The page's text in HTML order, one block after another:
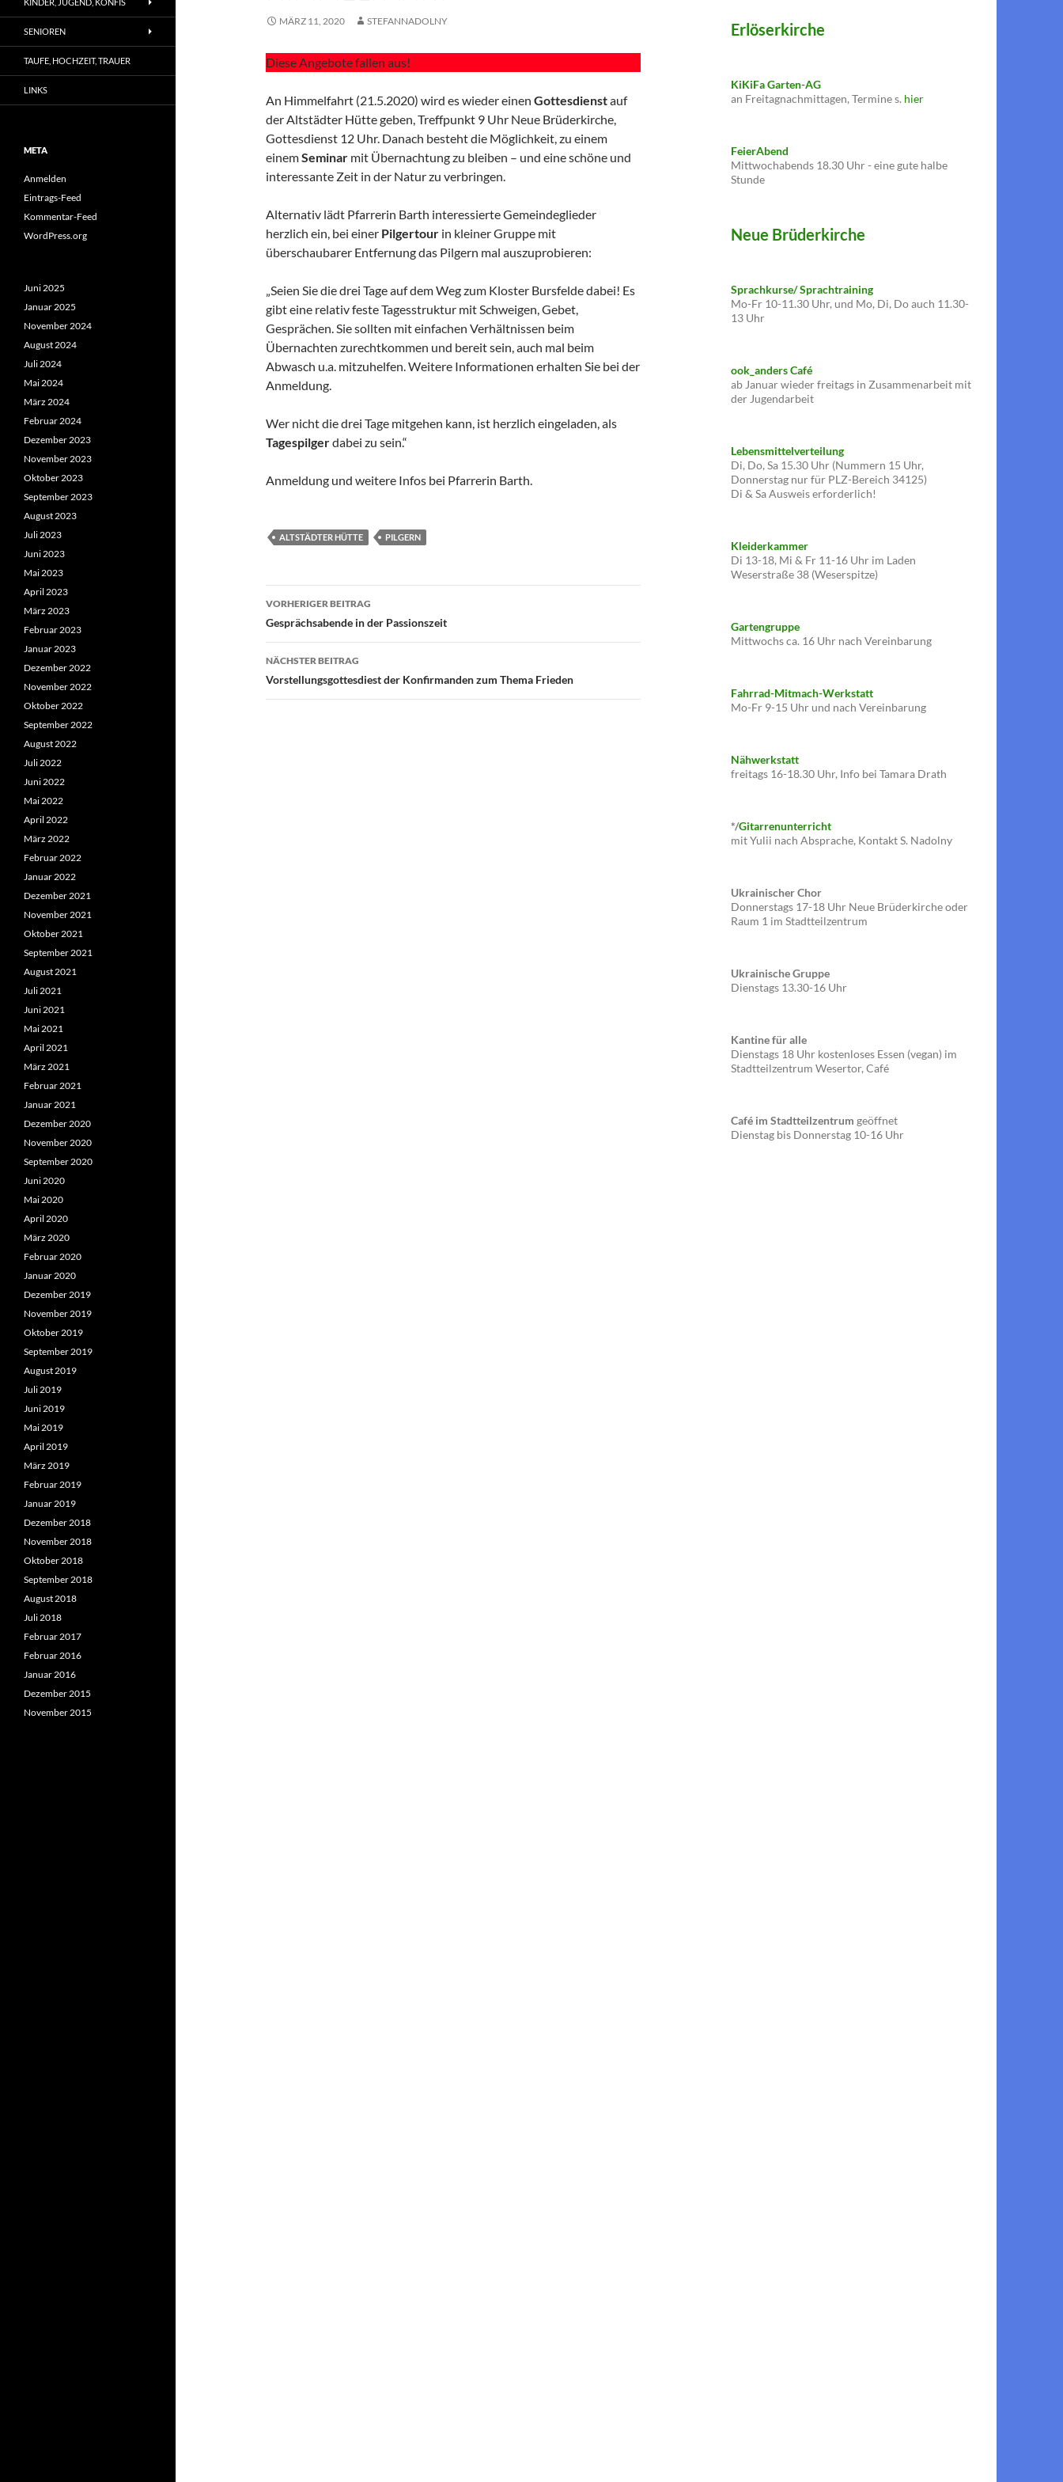
MÄRZ 11, 2020 STEFANNADOLNY
Diese Angebote fallen aus!
An Himmelfahrt (21.5.2020) wird es wieder einen Gottesdienstauf
der Altstädter Hütte geben, Treffpunkt 9 Uhr Neue Brüderkirche,
Gottesdienst 12 Uhr. Danach besteht die Möglichkeit, zu einem
einemSeminar mit Übernachtung zu bleiben – und eine schöne und
interessante Zeit in der Natur zu verbringen.
Alternativ lädt Pfarrerin Barth interessierte Gemeindeglieder
herzlich ein, bei einer Pilgertour in kleiner Gruppe mit
überschaubarer Entfernung das Pilgern mal auszuprobieren:
„Seien Sie die drei Tage auf dem Weg zum Kloster Bursfelde dabei! Es
gibt eine relativ feste Tagesstruktur mit Schweigen, Gebet,
Gesprächen. Sie sollten mit einfachen Verhältnissen beim
Übernachten zurechtkommen und bereit sein, auch mal beim
Abwasch u.a. mitzuhelfen. Weitere Informationen erhalten Sie bei der
Anmeldung.
Wer nicht die drei Tage mitgehen kann, ist herzlich eingeladen, als
Tagespilgerdabei zu sein.“
Anmeldung und weitere Infos bei Pfarrerin Barth.
ALTSTÄDTER HÜTTE PILGERN
Beitragsnavigation
VORHERIGER BEITRAG
Gesprächsabende in der Passionszeit
NÄCHSTER BEITRAG
Vorstellungsgottesdiest der Konfirmanden zum Thema Frieden
Erlöserkirche
KiKiFa Garten-AG
an Freitagnachmittagen, Termine s. hier
FeierAbend
Mittwochabends 18.30 Uhr - eine gute halbe
Stunde
Neue Brüderkirche
Sprachkurse/ Sprachtraining
Mo-Fr 10-11.30 Uhr, und Mo, Di, Do auch 11.30-
13 Uhr
ook_anders Café
ab Januar wieder freitags in Zusammenarbeit mit
der Jugendarbeit
Lebensmittelverteilung
Di, Do, Sa 15.30 Uhr (Nummern 15 Uhr,
Donnerstag nur für PLZ-Bereich 34125)
Di & Sa Ausweis erforderlich!
Kleiderkammer
Di 13-18, Mi & Fr 11-16 Uhr im Laden
Weserstraße 38 (Weserspitze)
Gartengruppe
Mittwochs ca. 16 Uhr nach Vereinbarung
Fahrrad-Mitmach-Werkstatt
Mo-Fr 9-15 Uhr und nach Vereinbarung
Nähwerkstatt
freitags 16-18.30 Uhr, Info bei Tamara Drath
*/Gitarrenunterricht
mit Yulii nach Absprache, Kontakt S. Nadolny
Ukrainischer Chor
Donnerstags 17-18 Uhr Neue Brüderkirche oder
Raum 1 im Stadtteilzentrum
Ukrainische Gruppe
Dienstags 13.30-16 Uhr
Kantine für alle
Dienstags 18 Uhr kostenloses Essen (vegan) im
Stadtteilzentrum Wesertor, Café
Café im Stadtteilzentrum geöffnet
Dienstag bis Donnerstag 10-16 Uhr
SENIOREN
TAUFE, HOCHZEIT, TRAUER
LINKS
META
Anmelden
Eintrags-Feed
Kommentar-Feed
WordPress.org
Juni 2025
Januar 2025
November 2024
August 2024
Juli 2024
Mai 2024
März 2024
Februar 2024
Dezember 2023
November 2023
Oktober 2023
September 2023
August 2023
Juli 2023
Juni 2023
Mai 2023
April 2023
März 2023
Februar 2023
Januar 2023
Dezember 2022
November 2022
Oktober 2022
September 2022
August 2022
Juli 2022
Juni 2022
Mai 2022
April 2022
März 2022
Februar 2022
Januar 2022
Dezember 2021
November 2021
Oktober 2021
September 2021
August 2021
Juli 2021
Juni 2021
Mai 2021
April 2021
März 2021
Februar 2021
Januar 2021
Dezember 2020
November 2020
September 2020
Juni 2020
Mai 2020
April 2020
März 2020
Februar 2020
Januar 2020
Dezember 2019
November 2019
Oktober 2019
September 2019
August 2019
Juli 2019
Juni 2019
Mai 2019
April 2019
März 2019
Februar 2019
Januar 2019
Dezember 2018
November 2018
Oktober 2018
September 2018
August 2018
Juli 2018
Februar 2017
Februar 2016
Januar 2016
Dezember 2015
November 2015